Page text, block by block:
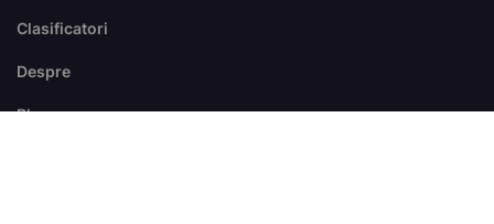
Clasificatori
Despre
Blog